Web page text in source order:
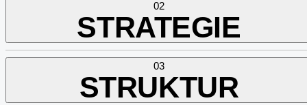
02
STRATEGIE
03
STRUKTUR